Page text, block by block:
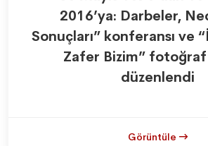
2016’ya: Darbeler,
Sonuçları” konferansı ve
Zafer Bizim” fotoğraf
düzenlendi
Görüntüle